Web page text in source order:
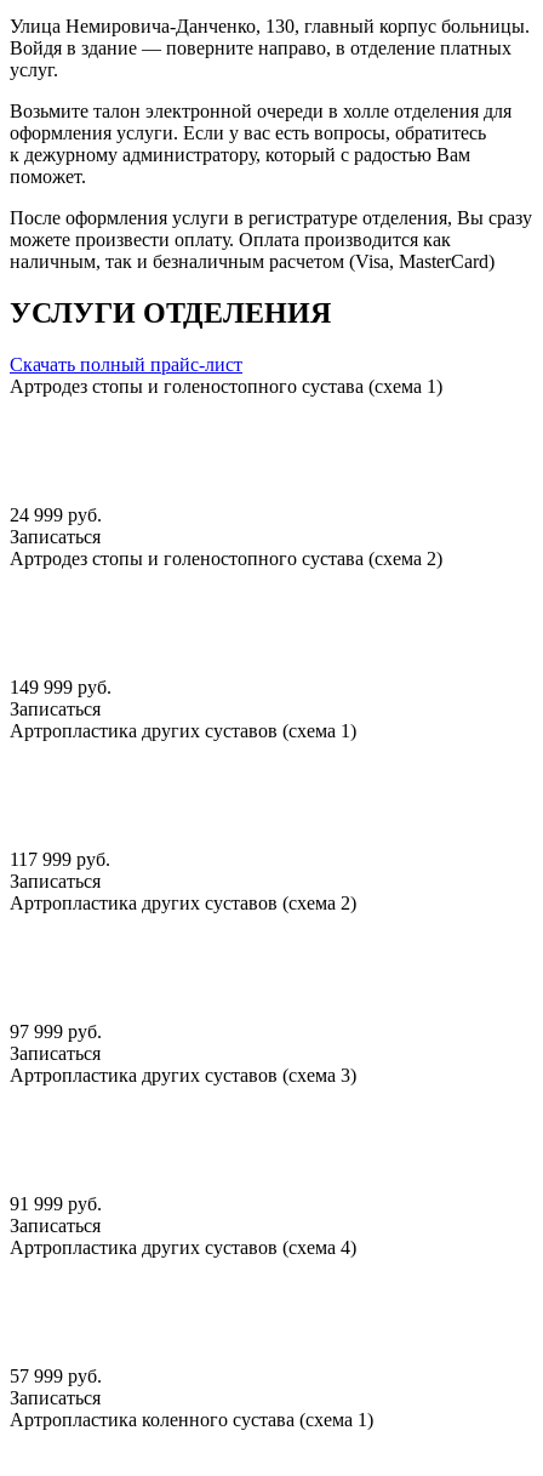
Улица Немировича-Данченко, 130, главный корпус больницы.
Войдя в здание — поверните направо, в отделение платных
услуг.
Возьмите талон электронной очереди в холле отделения для
оформления услуги. Если у вас есть вопросы, обратитесь
к дежурному администратору, который с радостью Вам
поможет.
После оформления услуги в регистратуре отделения, Вы сразу
можете произвести оплату. Оплата производится как
наличным, так и безналичным расчетом (Visa, MasterCard)
УСЛУГИ ОТДЕЛЕНИЯ
Скачать полный прайс-лист
Артродез стопы и голеностопного сустава (схема 1)
24 999 руб.
Записаться
Артродез стопы и голеностопного сустава (схема 2)
149 999 руб.
Записаться
Артропластика других суставов (схема 1)
117 999 руб.
Записаться
Артропластика других суставов (схема 2)
97 999 руб.
Записаться
Артропластика других суставов (схема 3)
91 999 руб.
Записаться
Артропластика других суставов (схема 4)
57 999 руб.
Записаться
Артропластика коленного сустава (схема 1)